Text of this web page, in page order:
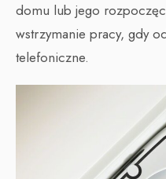
domu lub jego
wstrzymanie pracy, gdy
telefoniczne.